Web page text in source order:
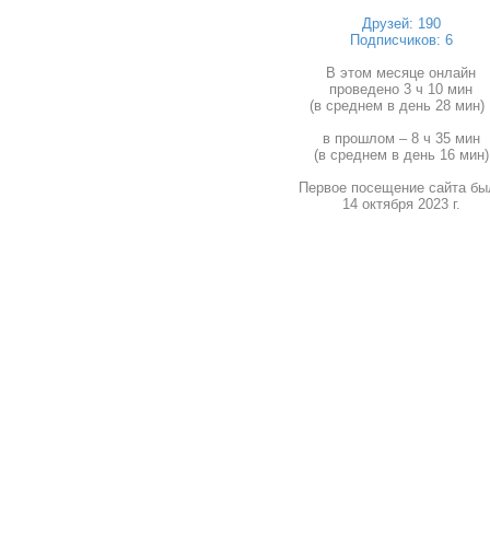
Друзей: 190
Подписчиков: 6
В этом месяце онлайн
проведено 3 ч 10 мин
(в среднем в день 28 мин)
в прошлом – 8 ч 35 мин
(в среднем в день 16 мин)
Первое посещение сайта
14 октября 2023 г.